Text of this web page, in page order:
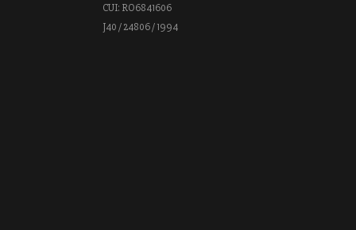
CUI: RO6841606
J40 / 24806 / 1994